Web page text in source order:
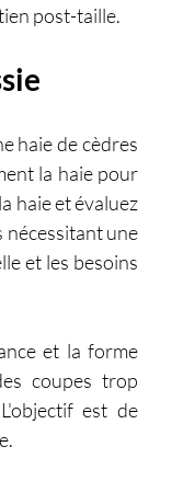
post-taille.
haie de cèdres
la haie pour
haie et évaluez
nécessitant une
et les besoins
et la forme
coupes trop
est de